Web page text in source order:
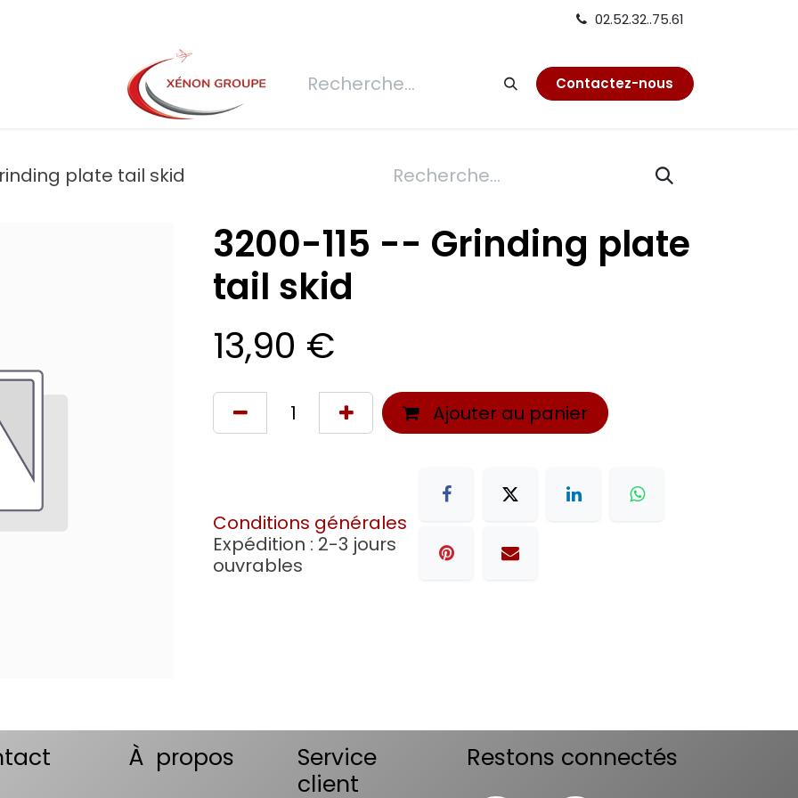
02.52.32..75.61
Demande de devis Connexion Réfection Contactez-nous
plate tail skid
3200-115 -- Grinding plate
tail skid
13,90 €
Ajouter au panier
Conditions générales
Expédition : 2-3 jours
ouvrables
À propos
Service
client
Restons connectés